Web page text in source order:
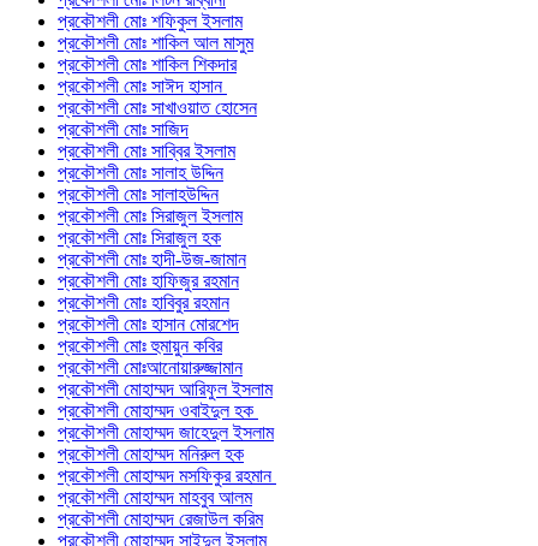
প্রকৌশলী মোঃ শফিকুল ইসলাম
প্রকৌশলী মোঃ শাকিল আল মাসুম
প্রকৌশলী মোঃ শাকিল শিকদার
প্রকৌশলী মোঃ সাঈদ হাসান
প্রকৌশলী মোঃ সাখাওয়াত হোসেন
প্রকৌশলী মোঃ সাজিদ
প্রকৌশলী মোঃ সাব্বির ইসলাম
প্রকৌশলী মোঃ সালাহ উদ্দিন
প্রকৌশলী মোঃ সালাহউদ্দিন
প্রকৌশলী মোঃ সিরাজুল ইসলাম
প্রকৌশলী মোঃ সিরাজুল হক
প্রকৌশলী মোঃ হাদী-উজ-জামান
প্রকৌশলী মোঃ হাফিজুর রহমান
প্রকৌশলী মোঃ হাবিবুর রহমান
প্রকৌশলী মোঃ হাসান মোরশেদ
প্রকৌশলী মোঃ হুমায়ুন কবির
প্রকৌশলী মোঃআনোয়ারুজ্জামান
প্রকৌশলী মোহাম্মদ আরিফুল ইসলাম
প্রকৌশলী মোহাম্মদ ওবাইদুল হক
প্রকৌশলী মোহাম্মদ জাহেদুল ইসলাম
প্রকৌশলী মোহাম্মদ মনিরুল হক
প্রকৌশলী মোহাম্মদ মসফিকুর রহমান
প্রকৌশলী মোহাম্মদ মাহবুব আলম
প্রকৌশলী মোহাম্মদ রেজাউল করিম
প্রকৌশলী মোহাম্মদ সাইদুল ইসলাম